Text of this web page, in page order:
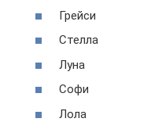
Грейси
Стелла
Луна
Софи
Лола